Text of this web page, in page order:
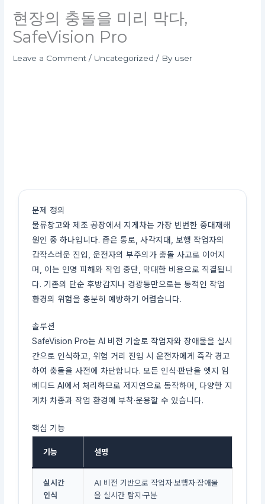
현장의 충돌을 미리 막다,
SafeVision Pro
Leave a Comment / Uncategorized / By user
문제 정의
물류창고와 제조 공장에서 지게차는 가장 빈번한 중대재해
원인 중 하나입니다. 좁은 통로, 사각지대, 보행 작업자의
갑작스러운 진입, 운전자의 부주의가 충돌 사고로 이어지
며, 이는 인명 피해와 작업 중단, 막대한 비용으로 직결됩니
다. 기존의 단순 후방감지나 경광등만으로는 동적인 작업
환경의 위험을 충분히 예방하기 어렵습니다.
솔루션
SafeVision Pro는 AI 비전 기술로 작업자와 장애물을 실시
간으로 인식하고, 위험 거리 진입 시 운전자에게 즉각 경고
하여 충돌을 사전에 차단합니다. 모든 인식·판단을 엣지 임
베디드 AI에서 처리하므로 저지연으로 동작하며, 다양한 지
게차 차종과 작업 환경에 부착·운용할 수 있습니다.
핵심 기능
기능 설명
실시간
인식
AI 비전 기반으로 작업자·보행자·장애물
을 실시간 탐지·구분